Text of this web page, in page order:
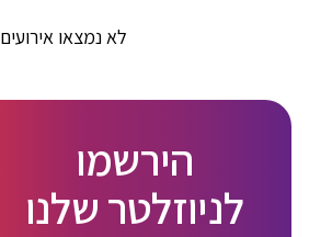
לא נמצאו אירועים
הירשמו
לניוזלטר שלנו